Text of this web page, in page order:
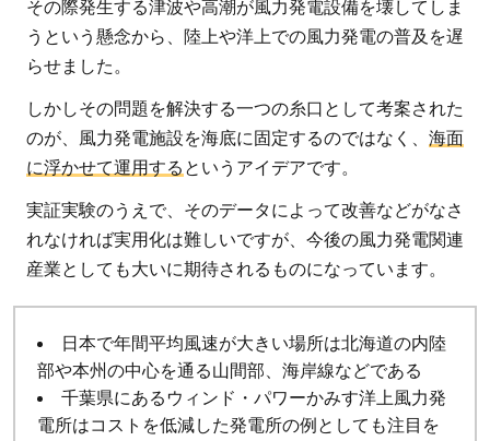
その際発生する津波や高潮が風力発電設備を壊してしま
うという懸念から、陸上や洋上での風力発電の普及を遅
らせました。
しかしその問題を解決する一つの糸口として考案された
のが、風力発電施設を海底に固定するのではなく、 海面
に浮かせて運用する というアイデアです。
実証実験のうえで、そのデータによって改善などがなさ
れなければ実用化は難しいですが、今後の風力発電関連
産業としても大いに期待されるものになっています。
日本で年間平均風速が大きい場所は北海道の内陸
部や本州の中心を通る山間部、海岸線などである
千葉県にあるウィンド・パワーかみす洋上風力発
電所はコストを低減した発電所の例としても注目を